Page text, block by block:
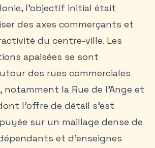
l’objectif initial était
des axes commerçants et
du centre-ville. Les
apaisées se sont
des rues commerciales
la Rue de l’Ange et
l’offre de détail s’est
sur un maillage dense de
et d’enseignes